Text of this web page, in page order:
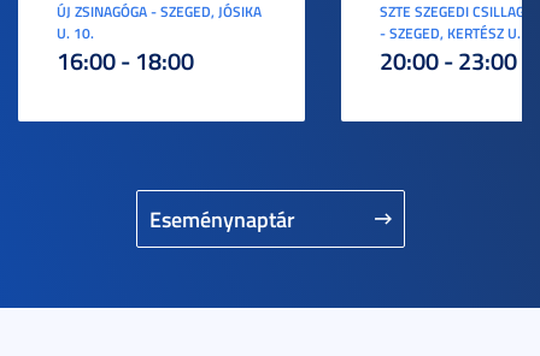
Eseménynaptár
ÚJ ZSINAGÓGA - SZEGED, JÓSIKA
U. 10.
16:00 - 18:00
SZTE SZEGEDI
- SZEGED, KERTÉSZ U. 3.
20:00 - 23:00